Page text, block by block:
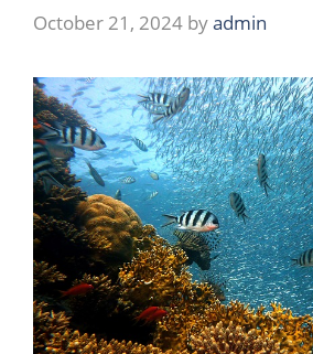
October 21, 2024 byadmin